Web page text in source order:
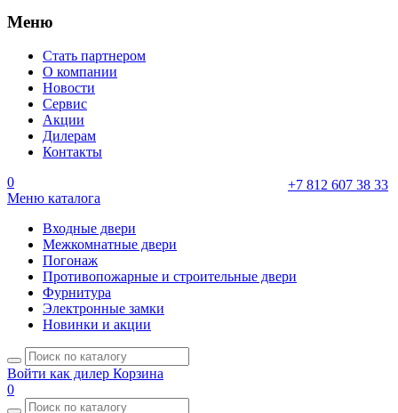
Меню
Стать партнером
О компании
Новости
Сервис
Акции
Дилерам
Контакты
+7 812 607 38 33
0
Меню каталога
Входные двери
Межкомнатные двери
Погонаж
Противопожарные и строительные двери
Фурнитура
Электронные замки
Новинки и акции
Войти как дилер Корзина
0